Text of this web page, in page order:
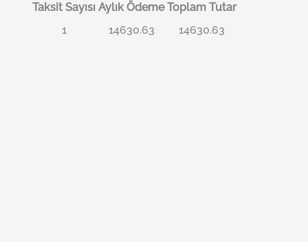
Taksit Sayısı Aylık Ödeme Toplam Tutar
1
14630.63 14630.63